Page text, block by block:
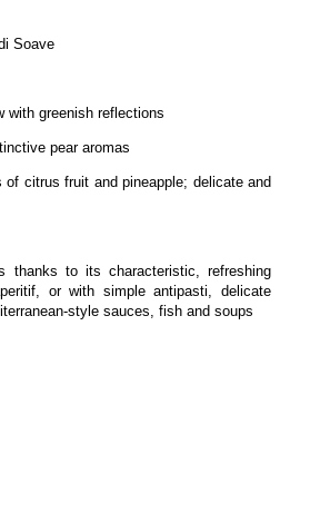
Soave
with greenish reflections
pear aromas
of citrus fruit and pineapple; delicate and
thanks to its characteristic, refreshing
or with simple antipasti, delicate
style sauces, fish and soups